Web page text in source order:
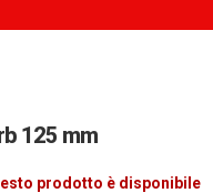
125 mm
prodotto è disponibile